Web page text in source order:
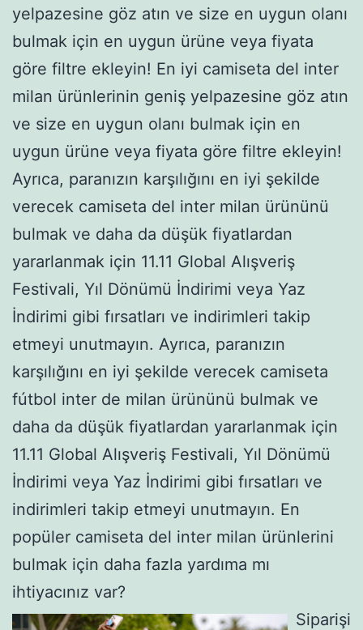
yelpazesine göz atın ve size en uygun olanı
bulmak için en uygun ürüne veya fiyata
göre filtre ekleyin! En iyi camiseta del inter
milan ürünlerinin geniş yelpazesine göz atın
ve size en uygun olanı bulmak için en
uygun ürüne veya fiyata göre filtre ekleyin!
Ayrıca, paranızın karşılığını en iyi şekilde
verecek camiseta del inter milan ürününü
bulmak ve daha da düşük fiyatlardan
yararlanmak için 11.11 Global Alışveriş
Festivali, Yıl Dönümü İndirimi veya Yaz
İndirimi gibi fırsatları ve indirimleri takip
etmeyi unutmayın. Ayrıca, paranızın
karşılığını en iyi şekilde verecek camiseta
fútbol inter de milan ürününü bulmak ve
daha da düşük fiyatlardan yararlanmak için
11.11 Global Alışveriş Festivali, Yıl Dönümü
İndirimi veya Yaz İndirimi gibi fırsatları ve
indirimleri takip etmeyi unutmayın. En
popüler camiseta del inter milan ürünlerini
bulmak için daha fazla yardıma mı
ihtiyacınız var?
Siparişi